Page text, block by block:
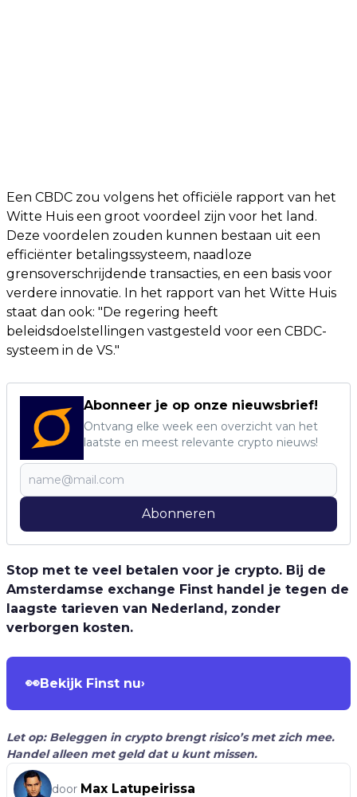
Een CBDC zou volgens het officiële rapport van het
Witte Huis een groot voordeel zijn voor het land.
Deze voordelen zouden kunnen bestaan uit een
efficiënter betalingssysteem, naadloze
grensoverschrijdende transacties, en een basis voor
verdere innovatie. In het rapport van het Witte Huis
staat dan ook: "De regering heeft
beleidsdoelstellingen vastgesteld voor een CBDC-
systeem in de VS."
Abonneer je op onze nieuwsbrief!
Ontvang elke week een overzicht van het
laatste en meest relevante crypto nieuws!
Abonneren
Stop met te veel betalen voor je crypto. Bij de
Amsterdamse exchange Finst handel je tegen de
laagste tarieven van Nederland, zonder
verborgen kosten.
👀Bekijk Finst nu›
Let op: Beleggen in crypto brengt risico’s met zich mee.
Handel alleen met geld dat u kunt missen.
door Max Latupeirissa